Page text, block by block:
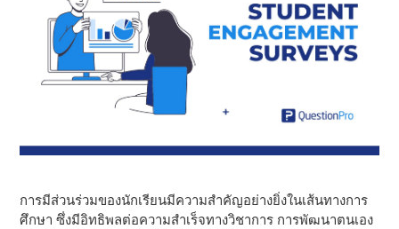
การมีส่วนร่วมของนักเรียนมีความสําคัญอย่างยิ่งในเส้นทางการ
ศึกษา ซึ่งมีอิทธิพลต่อความสําเร็จทางวิชาการ การพัฒนาตนเอง